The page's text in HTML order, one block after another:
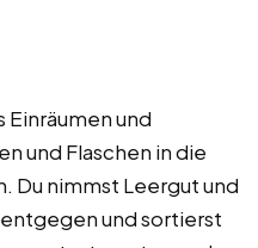
Einräumen und
und Flaschen in die
Du nimmst Leergut und
und sortierst